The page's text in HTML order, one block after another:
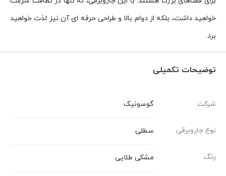
خواهید داشت، بلکه از دوام بالا و طراحی حرفه ای آن نیز لذت خواهید
برد.
توضیحات تکمیلی
شرکت گوسونیک
نوع جاروبرقی سطلی
رنگ مشکی طلایی